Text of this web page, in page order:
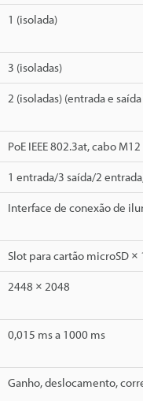
1 (isolada)
3 (isoladas)
2 (isoladas) (entrada e
PoE IEEE 802.3at, cabo M12
1 entrada/3 saída/2
Interface de conexão de
Slot para cartão microSD ×
2448 × 2048
0,015 ms a 1000 ms
Ganho, deslocamento,